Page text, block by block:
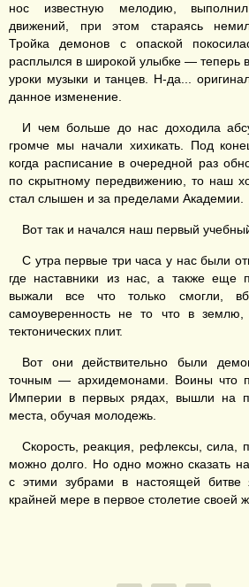
нос известную мелодию,
движений, при этом стараясь
Тройка демонов с опаской
расплылся в широкой улыбке — теперь
уроки музыки и танцев. Н-да...
данное изменение.
И чем больше до нас доходила
громче мы начали хихикать. Под
когда расписание в очередной раз
по скрытному передвижению, то наш
стал слышен и за пределами Академии.
Вот так и начался наш первый
С утра первые три часа у нас были
где наставники из нас, а также еще
выжали все что только смогли,
самоуверенность не то что в
тектонических плит.
Вот они действительно были
точным — архидемонами. Воины что
Империи в первых рядах, вышли на
места, обучая молодежь.
Скорость, реакция, рефлексы, сила,
можно долго. Но одно можно сказать
с этими зубрами в настоящей
крайней мере в первое столетие своей